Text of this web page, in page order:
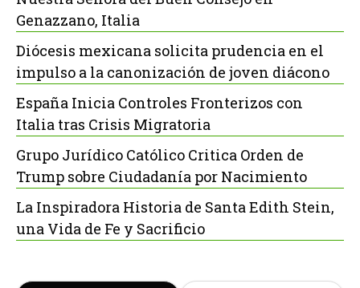
Genazzano, Italia
Diócesis mexicana solicita prudencia en el
impulso a la canonización de joven diácono
España Inicia Controles Fronterizos con
Italia tras Crisis Migratoria
Grupo Jurídico Católico Critica Orden de
Trump sobre Ciudadanía por Nacimiento
La Inspiradora Historia de Santa Edith Stein,
una Vida de Fe y Sacrificio